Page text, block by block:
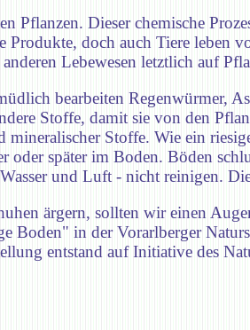
Pflanzen. Dieser chemische
doch auch Tiere leben
Lebewesen letztlich auf
bearbeiten Regenwürmer,
Stoffe, damit sie von den
Stoffe. Wie ein
oder später im Boden. Böden
und Luft - nicht reinigen.
ärgern, sollten wir einen
Boden" in der Vorarlberger
entstand auf Initiative des